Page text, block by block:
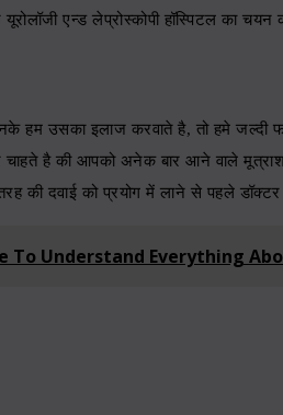
एन्ड लेप्रोस्कोपी हॉस्पिटल का चयन
हम उसका इलाज करवाते है, तो हमे जल्दी
चाहते है की आपको अनेक बार आने वाले
की दवाई को प्रयोग में लाने से पहले
To Understand Everything